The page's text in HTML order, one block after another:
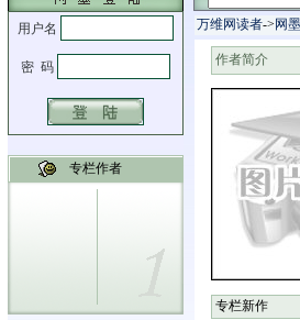
专栏作者
万维网读者-> 网
作者简介
专栏新作